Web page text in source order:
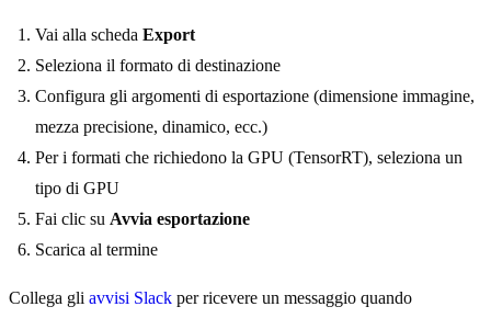
Vai alla scheda Export
Seleziona il formato di destinazione
Configura gli argomenti di esportazione (dimensione immagine,
mezza precisione, dinamico, ecc.)
Per i formati che richiedono la GPU (TensorRT), seleziona un
tipo di GPU
Fai clic su Avvia esportazione
Scarica al termine
Collega gli avvisi Slack per ricevere un messaggio quando